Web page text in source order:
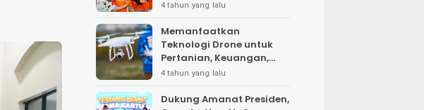
4 tahun yang lalu
Memanfaatkan
Teknologi Drone untuk
Pertanian, Keuangan,
Pertambangan, Real
Telekomunikasi.
4 tahun yang lalu
Dukung Amanat Presiden,